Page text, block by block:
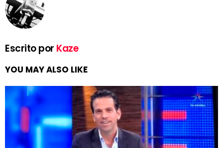
Escrito por Kaze
YOU MAY ALSO LIKE